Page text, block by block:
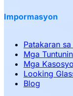
Impormasyon
Patakaran
Mga
Mga Kasosyo
Looking
Blog